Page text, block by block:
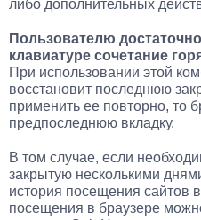
либо дополнительных
Пользователю
клавиатуре сочетание
При использовании этой
восстановит последнюю
применить ее повторно, то
предпоследнюю вкладку.
В том случае, если
закрытую несколькими
история посещения сайтов
посещения в браузере